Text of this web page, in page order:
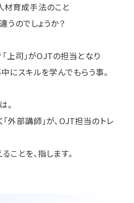
材育成手法のこと
うのでしょうか？
「上司」がOJTの担当となり
にスキルを学んでもらう事。
。
外部講師」が、OJT担当のトレ
ことを、指します。